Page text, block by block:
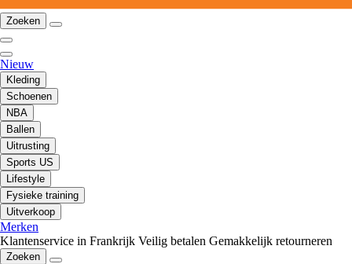
Zoeken
Nieuw
Kleding
Schoenen
NBA
Ballen
Uitrusting
Sports US
Lifestyle
Fysieke training
Uitverkoop
Merken
Klantenservice in Frankrijk Veilig betalen Gemakkelijk retourneren
Zoeken